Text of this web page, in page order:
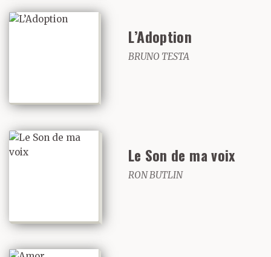
L’Adoption
BRUNO TESTA
Le Son de ma voix
RON BUTLIN